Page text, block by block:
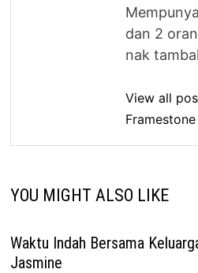
dan 2
nak
View all
YOU MIGHT ALSO LIKE
Waktu Indah Bersama
Jasmine